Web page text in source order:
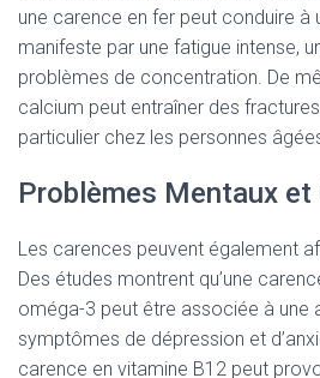
une carence en fer peut conduire à
manifeste par une fatigue intense,
problèmes de concentration. De
calcium peut entraîner des
particulier chez les personnes
Problèmes Mentaux
Les carences peuvent également
Des études montrent qu’une
oméga-3 peut être associée à une
symptômes de dépression et
carence en vitamine B12 peut